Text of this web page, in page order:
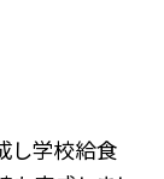
し学校給食